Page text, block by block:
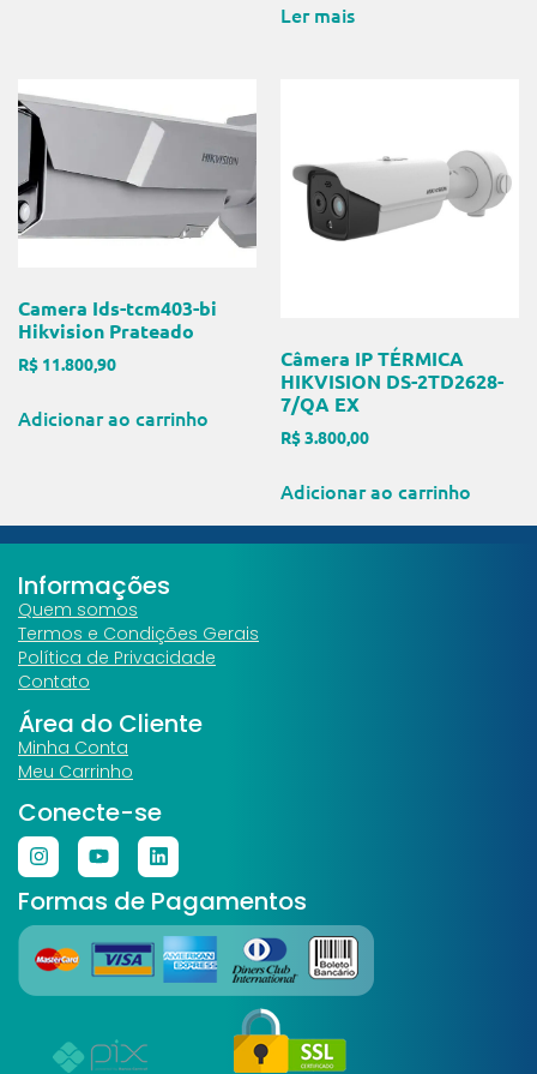
Ler mais
Camera Ids-tcm403-bi
Hikvision Prateado
R$ 11.800,90
Adicionar ao carrinho
Câmera IP TÉRMICA
HIKVISION DS-2TD2628-
7/QA EX
R$3.800,00
Adicionar ao carrinho
Informações
Quem somos
Termos e Condições Gerais
Política de Privacidade
Contato
Área do Cliente
Minha Conta
Meu Carrinho
Conecte-se
Formas de Pagamentos